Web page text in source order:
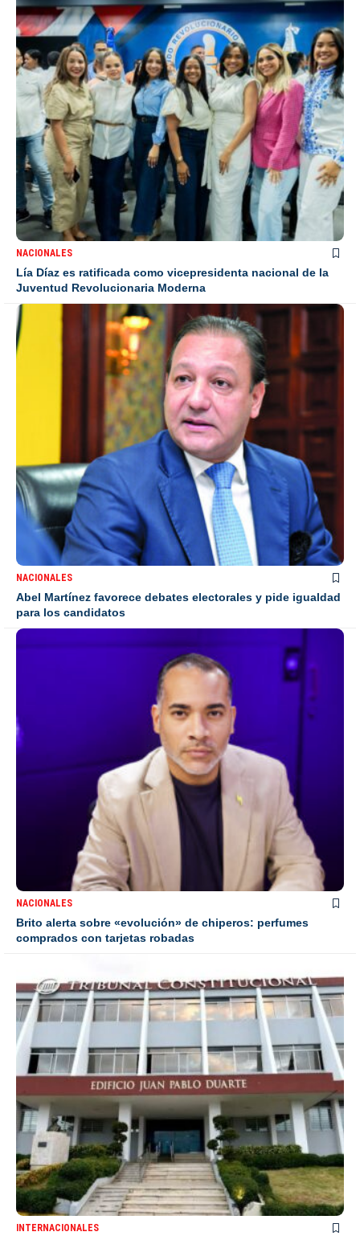
NACIONALES
Lía Díaz es ratificada como vicepresidenta nacional de la
Juventud Revolucionaria Moderna
NACIONALES
Abel Martínez favorece debates electorales y pide igualdad
para los candidatos
NACIONALES
Brito alerta sobre «evolución» de chiperos: perfumes
comprados con tarjetas robadas
INTERNACIONALES